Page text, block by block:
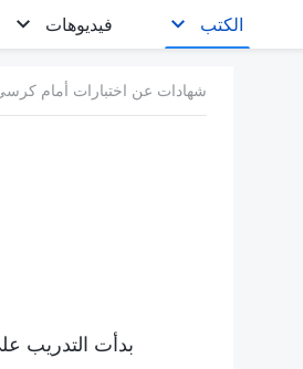
الكتب فيديوهات
شهادات عن اختبارات أمام كرسي